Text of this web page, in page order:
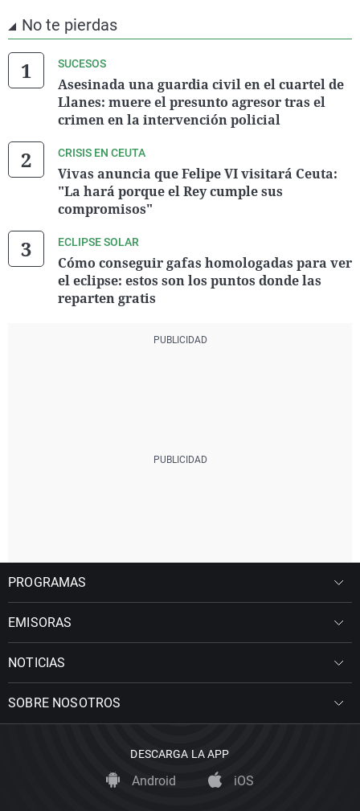
No te pierdas
SUCESOS
Asesinada una guardia civil en el cuartel de
Llanes: muere el presunto agresor tras el
crimen en la intervención policial
CRISIS EN CEUTA
Vivas anuncia que Felipe VI visitará Ceuta:
"La hará porque el Rey cumple sus
compromisos"
ECLIPSE SOLAR
Cómo conseguir gafas homologadas para ver
el eclipse: estos son los puntos donde las
reparten gratis
PROGRAMAS
EMISORAS
NOTICIAS
SOBRE NOSOTROS
DESCARGA LA APP
Android iOS